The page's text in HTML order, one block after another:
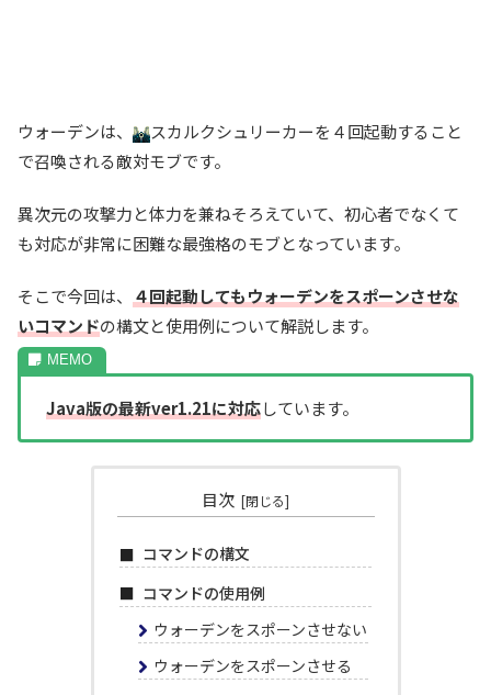
ウォーデンは、
スカルクシュリーカーを４回起動すること
で召喚される敵対モブです。
異次元の攻撃力と体力を兼ねそろえていて、初心者でなくて
も対応が非常に困難な最強格のモブとなっています。
そこで今回は、
４回起動してもウォーデンをスポーンさせな
いコマンドの構文と使用例について解説します。
Java版の最新ver1.21に対応しています。
目次
コマンドの構文
コマンドの使用例
ウォーデンをスポーンさせない
ウォーデンをスポーンさせる